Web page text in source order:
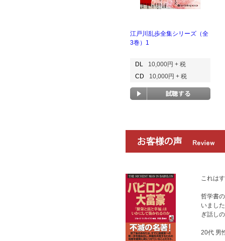
江戸川乱歩全集シリーズ（全
3巻）1
DL
10,000円 + 税
CD
10,000円 + 税
これは
哲学書
いまし
ぎ話し
20代 男